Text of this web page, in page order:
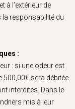
à l’extérieur de
la responsabilité du
:
: si une odeur est
500,00€ sera débitée
interdites. Dans le
mis à leur